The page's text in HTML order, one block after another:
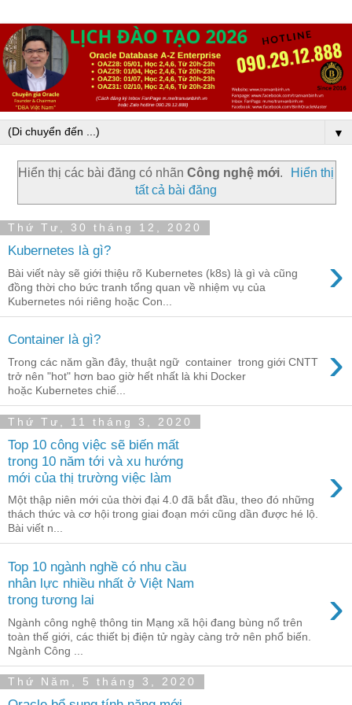
▼
Hiển thị các bài đăng có nhãn Công nghệ mới.
Hiển thị
tất cả bài đăng
Thứ Tư, 30 tháng 12, 2020
Kubernetes là gì? ›
Bài viết này sẽ giới thiệu rõ Kubernetes (k8s) là gì và cũng
đồng thời cho bức tranh tổng quan về nhiệm vụ của
Kubernetes nói riêng hoặc Con...
Container là gì? ›
Trong các năm gần đây, thuật ngữ container trong giới CNTT
trở nên "hot" hơn bao giờ hết nhất là khi Docker
hoặc Kubernetes chiế...
Thứ Tư, 11 tháng 3, 2020
Top 10 công việc sẽ biến mất
trong 10 năm tới và xu hướng
mới của thị trường việc làm
›
Một thập niên mới của thời đại 4.0 đã bắt đầu, theo đó những
thách thức và cơ hội trong giai đoạn mới cũng dần được hé lộ.
Bài viết n...
Top 10 ngành nghề có nhu cầu
nhân lực nhiều nhất ở Việt Nam
trong tương lai
›
Ngành công nghệ thông tin Mạng xã hội đang bùng nổ trên
toàn thế giới, các thiết bị điện tử ngày càng trở nên phổ biến.
Ngành Công ...
Thứ Năm, 5 tháng 3, 2020